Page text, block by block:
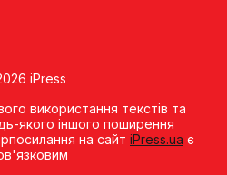
iPress
використання текстів та
якого іншого поширення
на сайт iPress.ua є